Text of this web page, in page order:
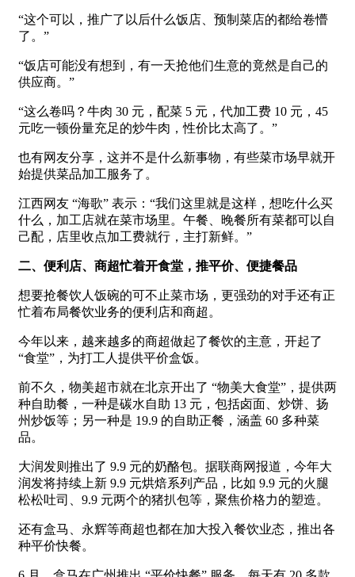
“这个可以，推广了以后什么饭店、预制菜店的都给卷懵
了。”
“饭店可能没有想到，有一天抢他们生意的竟然是自己的
供应商。”
“这么卷吗？牛肉 30 元，配菜 5 元，代加工费 10 元，45
元吃一顿份量充足的炒牛肉，性价比太高了。”
也有网友分享，这并不是什么新事物，有些菜市场早就开
始提供菜品加工服务了。
江西网友 “海歌” 表示：“我们这里就是这样，想吃什么买
什么，加工店就在菜市场里。午餐、晚餐所有菜都可以自
己配，店里收点加工费就行，主打新鲜。”
二、便利店、商超忙着开食堂，推平价、便捷餐品
想要抢餐饮人饭碗的可不止菜市场，更强劲的对手还有正
忙着布局餐饮业务的便利店和商超。
今年以来，越来越多的商超做起了餐饮的主意，开起了
“食堂”，为打工人提供平价盒饭。
前不久，物美超市就在北京开出了 “物美大食堂”，提供两
种自助餐，一种是碳水自助 13 元，包括卤面、炒饼、扬
州炒饭等；另一种是 19.9 的自助正餐，涵盖 60 多种菜
品。
大润发则推出了 9.9 元的奶酪包。据联商网报道，今年大
润发将持续上新 9.9 元烘焙系列产品，比如 9.9 元的火腿
松松吐司、9.9 元两个的猪扒包等，聚焦价格力的塑造。
还有盒马、永辉等商超也都在加大投入餐饮业态，推出各
种平价快餐。